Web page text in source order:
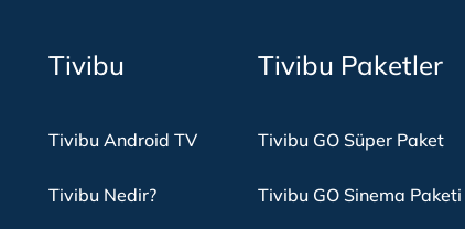
Tivibu
Tivibu Android TV
Tivibu Nedir?
Tivibu Paketler
Tivibu GO Süper Paket
Tivibu GO Sinema Paketi